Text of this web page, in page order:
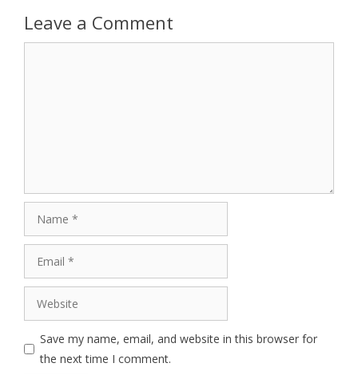
Leave a Comment
Website
Save my name, email, and website in this browser for
the next time I comment.